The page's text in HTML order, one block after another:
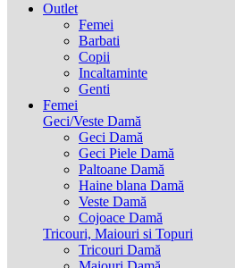
Outlet
Femei
Barbati
Copii
Incaltaminte
Genti
Femei
Geci/Veste Damă
Geci Damă
Geci Piele Damă
Paltoane Damă
Haine blana Damă
Veste Damă
Cojoace Damă
Tricouri, Maiouri si Topuri
Tricouri Damă